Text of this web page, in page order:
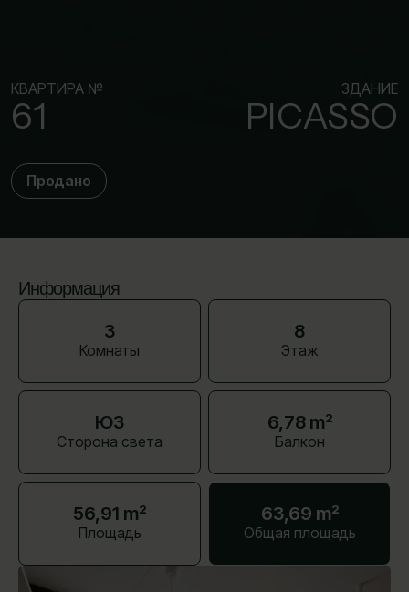
КВАРТИРА №
61
ЗДАНИЕ
PICASSO
Продано
Информация
3
Комнаты
8
Этаж
ЮЗ
Сторона света
6,78 m²
Балкон
56,91 m²
Площадь
63,69 m²
Общая площадь